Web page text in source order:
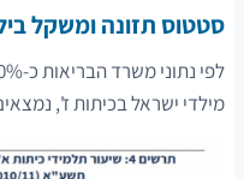
סטטוס תזונה ומשקל
מילדי ישראל בכיתות ז',